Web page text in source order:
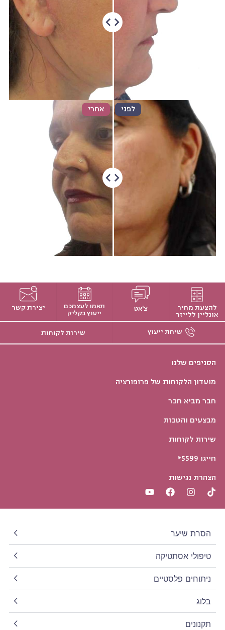
אחרי לפני
להצעת מחיר
אונליין ללייזר
צ'אט תאמו לעצמכם
ייעוץ בקליק
יצירת קשר
שיחת ייעוץ שירות לקוחות
הסניפים שלנו
מועדון הלקוחות של פרופורציה
חבר מביא חבר
מבצעים והטבות
שירות לקוחות
חייגו 5599*
הצהרת נגישות
הסרת שיער
טיפולי אסתטיקה
ניתוחים פלסטיים
בלוג
תקנונים